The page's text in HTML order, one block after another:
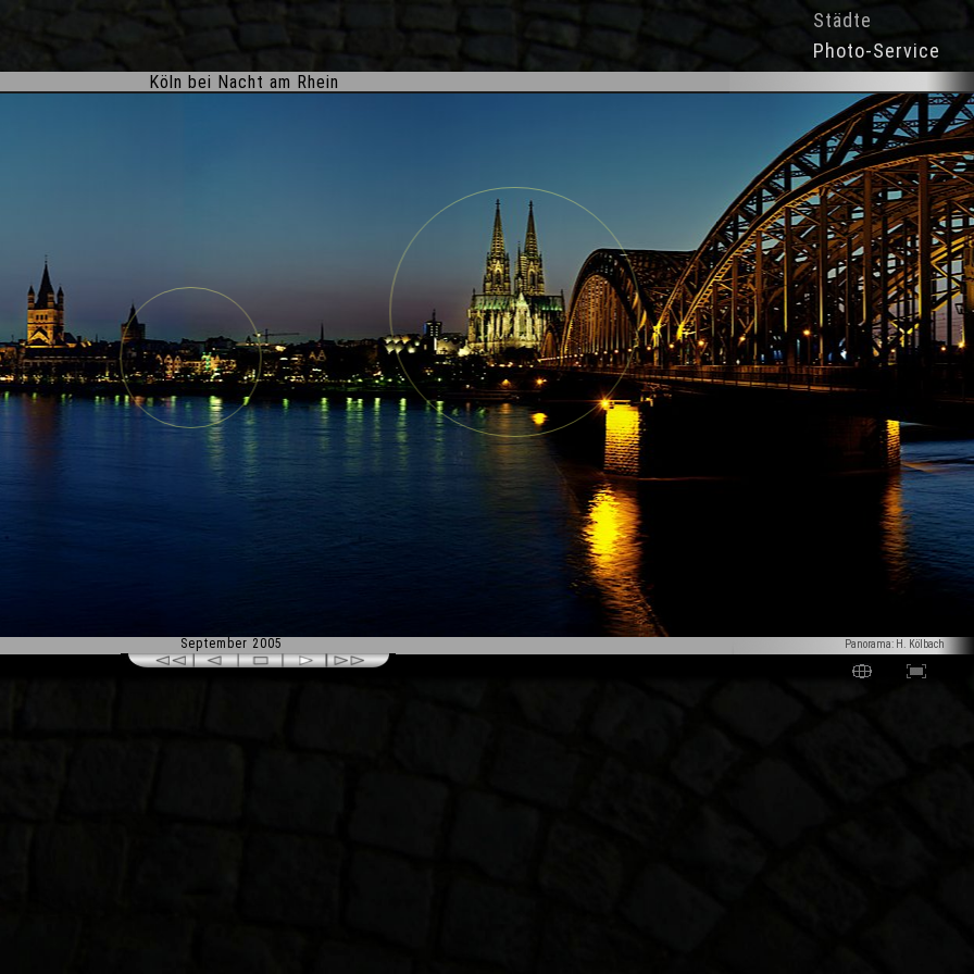
Städte
Photo-Service
Köln bei Nacht am Rhein
Panorama: H. Kölbach
September 2005